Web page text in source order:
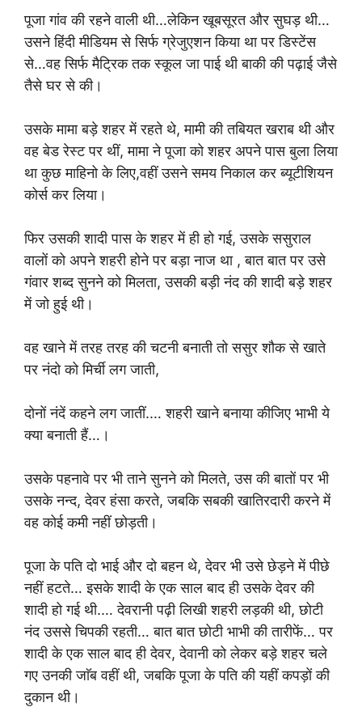
पूजा गांव की रहने वाली थी…लेकिन खूबसूरत और सुघड़ थी…
उसने हिंदी मीडियम से सिर्फ ग्रेजुएशन किया था पर डिस्टेंस
से…वह सिर्फ मैट्रिक तक स्कूल जा पाई थी बाकी की पढ़ाई जैसे
तैसे घर से की।
उसके मामा बड़े शहर में रहते थे, मामी की तबियत खराब थी और
वह बेड रेस्ट पर थीं, मामा ने पूजा को शहर अपने पास बुला लिया
था कुछ माहिनो के लिए,वहीं उसने समय निकाल कर ब्यूटीशियन
कोर्स कर लिया।
फिर उसकी शादी पास के शहर में ही हो गई, उसके ससुराल
वालों को अपने शहरी होने पर बड़ा नाज था , बात बात पर उसे
गंवार शब्द सुनने को मिलता, उसकी बड़ी नंद की शादी बड़े शहर
में जो हुई थी।
वह खाने में तरह तरह की चटनी बनाती तो ससुर शौक से खाते
पर नंदो को मिर्ची लग जाती,
दोनों नंदें कहने लग जातीं.… शहरी खाने बनाया कीजिए भाभी ये
क्या बनाती हैं…।
उसके पहनावे पर भी ताने सुनने को मिलते, उस की बातों पर भी
उसके नन्द, देवर हंसा करते, जबकि सबकी खातिरदारी करने में
वह कोई कमी नहीं छोड़ती।
पूजा के पति दो भाई और दो बहन थे, देवर भी उसे छेड़ने में पीछे
नहीं हटते… इसके शादी के एक साल बाद ही उसके देवर की
शादी हो गई थी.… देवरानी पढ़ी लिखी शहरी लड़की थी, छोटी
नंद उससे चिपकी रहती… बात बात छोटी भाभी की तारीफें… पर
शादी के एक साल बाद ही देवर, देवानी को लेकर बड़े शहर चले
गए उनकी जाॅब वहीं थी, जबकि पूजा के पति की यहीं कपड़ों की
दुकान थी।